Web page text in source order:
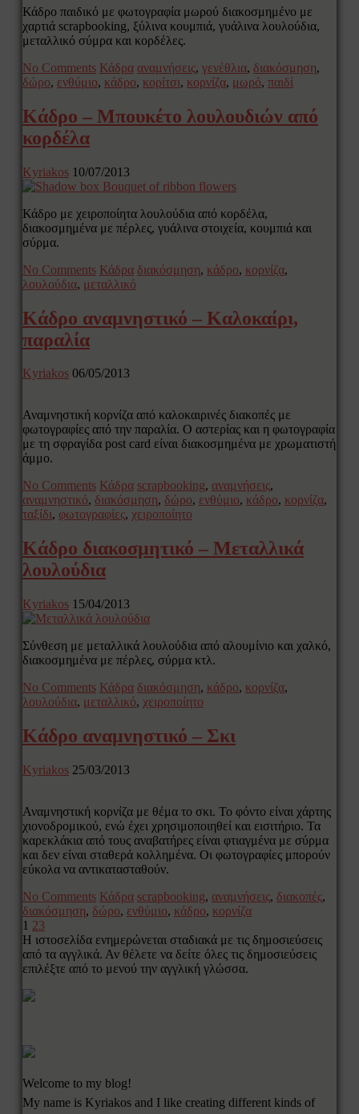
Κάδρο παιδικό με φωτογραφία μωρού διακοσμημένο με
χαρτιά scrapbooking, ξύλινα κουμπιά, γυάλινα λουλούδια,
μεταλλικό σύμρα και κορδέλες.
No Comments Κάδρα αναμνήσεις, γενέθλια, διακόσμηση,
δώρο, ενθύμιο, κάδρο, κορίτσι, κορνίζα, μωρό, παιδί
Κάδρο – Μπουκέτο λουλουδιών από
κορδέλα
Kyriakos 10/07/2013
Κάδρο με χειροποίητα λουλούδια από κορδέλα,
διακοσμημένα με πέρλες, γυάλινα στοιχεία, κουμπιά και
σύρμα.
No Comments Κάδρα διακόσμηση, κάδρο, κορνίζα,
λουλούδια, μεταλλικό
Κάδρο αναμνηστικό – Καλοκαίρι,
παραλία
Kyriakos 06/05/2013
Αναμνηστική κορνίζα από καλοκαιρινές διακοπές με
φωτογραφίες από την παραλία. Ο αστερίας και η φωτογραφία
με τη σφραγίδα post card είναι διακοσμημένα με χρωματιστή
άμμο.
No Comments Κάδρα scrapbooking, αναμνήσεις,
αναμνηστικό, διακόσμηση, δώρο, ενθύμιο, κάδρο, κορνίζα,
ταξίδι, φωτογραφίες, χειροποίητο
Κάδρο διακοσμητικό – Μεταλλικά
λουλούδια
Kyriakos 15/04/2013
Σύνθεση με μεταλλικά λουλούδια από αλουμίνιο και χαλκό,
διακοσμημένα με πέρλες, σύρμα κτλ.
No Comments Κάδρα διακόσμηση, κάδρο, κορνίζα,
λουλούδια, μεταλλικό, χειροποίητο
Κάδρο αναμνηστικό – Σκι
Kyriakos 25/03/2013
Αναμνηστική κορνίζα με θέμα το σκι. Το φόντο είναι χάρτης
χιονοδρομικού, ενώ έχει χρησιμοποιηθεί και εισιτήριο. Τα
καρεκλάκια από τους αναβατήρες είναι φτιαγμένα με σύρμα
και δεν είναι σταθερά κολλημένα. Οι φωτογραφίες μπορούν
εύκολα να αντικατασταθούν.
No Comments Κάδρα scrapbooking, αναμνήσεις, διακοπές,
διακόσμηση, δώρο, ενθύμιο, κάδρο, κορνίζα
1 23
Η ιστοσελίδα ενημερώνεται σταδιακά με τις δημοσιεύσεις
από τα αγγλικά. Αν θέλετε να δείτε όλες τις δημοσιεύσεις
επιλέξτε από το μενού την αγγλική γλώσσα.
Welcome to my blog!
My name is Kyriakos and I like creating different kinds of